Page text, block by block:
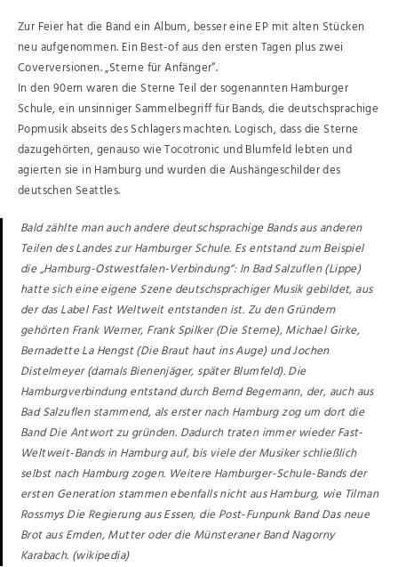
Zur Feier hat die Band ein Album, besser eine EP mit alten Stücken
neu aufgenommen. Ein Best-of aus den ersten Tagen plus zwei
Coverversionen. „Sterne für Anfänger“.
In den 90ern waren die Sterne Teil der sogenannten Hamburger
Schule, ein unsinniger Sammelbegriff für Bands, die deutschsprachige
Popmusik abseits des Schlagers machten. Logisch, dass die Sterne
dazugehörten, genauso wie Tocotronic und Blumfeld lebten und
agierten sie in Hamburg und wurden die Aushängeschilder des
deutschen Seattles.
Bald zählte man auch andere deutschsprachige Bands aus anderen
Teilen des Landes zur Hamburger Schule. Es entstand zum Beispiel
die „Hamburg-Ostwestfalen-Verbindung“: In Bad Salzuflen (Lippe)
hatte sich eine eigene Szene deutschsprachiger Musik gebildet, aus
der das Label Fast Weltweit entstanden ist. Zu den Gründern
gehörten Frank Werner, Frank Spilker (Die Sterne), Michael Girke,
Bernadette La Hengst (Die Braut haut ins Auge) und Jochen
Distelmeyer (damals Bienenjäger, später Blumfeld). Die
Hamburgverbindung entstand durch Bernd Begemann, der, auch aus
Bad Salzuflen stammend, als erster nach Hamburg zog um dort die
Band Die Antwort zu gründen. Dadurch traten immer wieder Fast-
Weltweit-Bands in Hamburg auf, bis viele der Musiker schließlich
selbst nach Hamburg zogen. Weitere Hamburger-Schule-Bands der
ersten Generation stammen ebenfalls nicht aus Hamburg, wie Tilman
Rossmys Die Regierung aus Essen, die Post-Funpunk Band Das neue
Brot aus Emden, Mutter oder die Münsteraner Band Nagorny
Karabach. (wikipedia)